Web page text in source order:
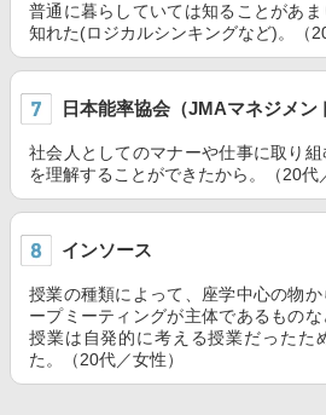
普通に暮らしていては知ることがあ
知れた(ロジカルシンキングなど)。（
日本能率協会（JMAマネジメン
社会人としてのマナーや仕事に取り
を理解することができたから。（20代
インソース
授業の種類によって、座学中心の物
ープミーティングが主体であるもの
授業は自発的に考える授業だったた
た。（20代／女性）